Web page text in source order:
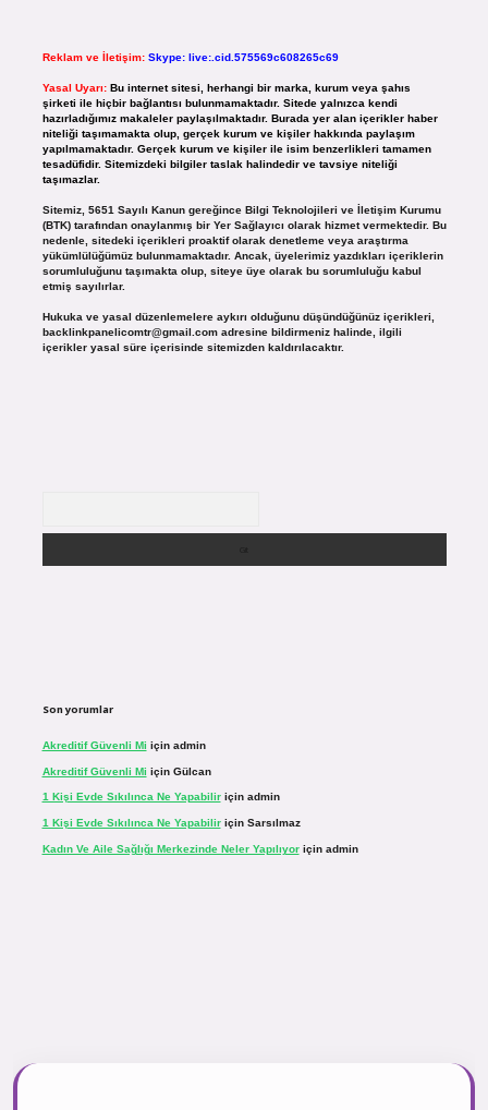
Reklam ve İletişim: Skype: live:.cid.575569c608265c69
Yasal Uyarı: Bu internet sitesi, herhangi bir marka, kurum veya şahıs
şirketi ile hiçbir bağlantısı bulunmamaktadır. Sitede yalnızca kendi
hazırladığımız makaleler paylaşılmaktadır. Burada yer alan içerikler haber
niteliği taşımamakta olup, gerçek kurum ve kişiler hakkında paylaşım
yapılmamaktadır. Gerçek kurum ve kişiler ile isim benzerlikleri tamamen
tesadüfidir. Sitemizdeki bilgiler taslak halindedir ve tavsiye niteliği
taşımazlar.
Sitemiz, 5651 Sayılı Kanun gereğince Bilgi Teknolojileri ve İletişim Kurumu
(BTK) tarafından onaylanmış bir Yer Sağlayıcı olarak hizmet vermektedir. Bu
nedenle, sitedeki içerikleri proaktif olarak denetleme veya araştırma
yükümlülüğümüz bulunmamaktadır. Ancak, üyelerimiz yazdıkları içeriklerin
sorumluluğunu taşımakta olup, siteye üye olarak bu sorumluluğu kabul
etmiş sayılırlar.
Hukuka ve yasal düzenlemelere aykırı olduğunu düşündüğünüz içerikleri,
backlinkpanelicomtr@gmail.comadresine bildirmeniz halinde, ilgili
içerikler yasal süre içerisinde sitemizden kaldırılacaktır.
Son yorumlar
Akreditif Güvenli Mi için admin
Akreditif Güvenli Mi için Gülcan
1 Kişi Evde Sıkılınca Ne Yapabiliriçin admin
1 Kişi Evde Sıkılınca Ne Yapabiliriçin Sarsılmaz
Kadın Ve Aile Sağlığı Merkezinde Neler Yapılıyoriçin admin